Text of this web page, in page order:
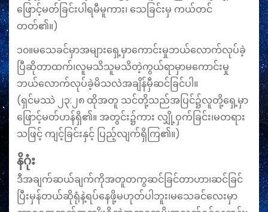
ဖြောင့်မတ်ခြင်းပါရမီမူကား၊ သေခြင်းမှ ကယ်တင်
တတ်၏။)
၁၀။မသေခင်မှာအများရှေ့မှာကောင်းမှုဘယ်လောက်လုပ်ခဲ့
ပြီဆိုတာထက်၊လူမသိသူမသိတဲ့ကွယ်ရာမှာမကောင်းမှု
ဘယ်လောက်လုပ်ခဲ့မိသလဲအချိန်မှီဆင်ခြင်ပါ။
(ရှင်မဿဲ ၂၃:၂၈ ထိုအတူ သင်တို့သည်အပြင်၌လူတို့ရှေ့မှာ
ဖြောင့်မတ်ဟန်ရှိ၏။ အတွင်း၌ကား လျှို့ဝှက်ခြင်း၊မတရား
သဖြင့် ကျင့်ခြင်းနှင့် ပြည့်လျက်ရှိကြ၏။)
နိဂုံး
ဒီအချက်ဆယ်ချက်ကိုအတူတကွဆင်ခြင်တာဟာ၊ဆင်ခြင်
ပြီးမှန်တယ်ဆိုရုံနဲ့ရပ်နေဖို့မဟုတ်ပါဘူး၊မ‌သေခင်လေးမှာ